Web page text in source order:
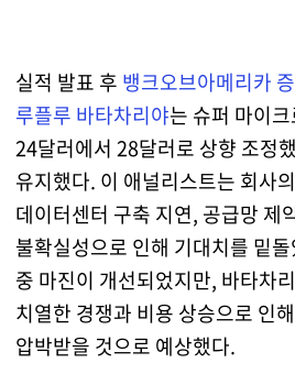
실적 발표 후 뱅크오브아메리카
루플루 바타차리야는 슈퍼 마이
24달러에서 28달러로 상향 조정
유지했다. 이 애널리스트는 회사
데이터센터 구축 지연, 공급망 제
불확실성으로 인해 기대치를 밑
중 마진이 개선되었지만, 바타차
치열한 경쟁과 비용 상승으로 인
압박받을 것으로 예상했다.